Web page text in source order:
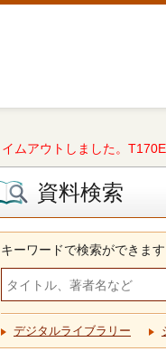
ムアウトしました。
資料検索
キーワードで検索ができます
デジタルライブラリー